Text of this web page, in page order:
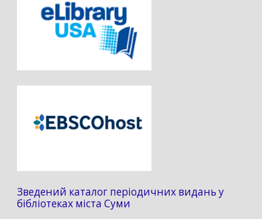
Зведений каталог періодичних видань у
бібліотеках міста Суми